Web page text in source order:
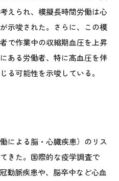
えられ、模擬長時間労働は心
示唆された。さらに、この模
で作業中の収縮期血圧を上昇
ある労働者、特に高血圧を伴
る可能性を示唆している。
による脳・心臓疾患）のリス
きた。国際的な疫学調査で
動脈疾患や、脳卒中など心血